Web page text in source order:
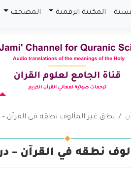
المكتبة الرقمية المصحف
نطق غير المألوف نطقه في القرآن
نطقه في القرآن –